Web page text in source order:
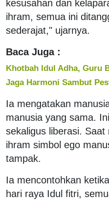
kesusahan dan
ihram, semua ini
sederajat," ujarnya.
Baca Juga :
Khotbah Idul Adha, Guru
Jaga Harmoni Sambut
Ia mengatakan
manusia yang sama.
sekaligus liberasi.
ihram simbol ego
tampak.
Ia mencontohkan
hari raya Idul fitri,